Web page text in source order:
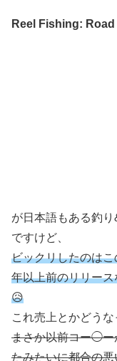
Reel Fishing:
が日本語もある釣
ですけど、
ビックリしたのは
年以上前のリリー
😥
これ売上とかどう
まさか以前コー◯ー
たみたいに都合の